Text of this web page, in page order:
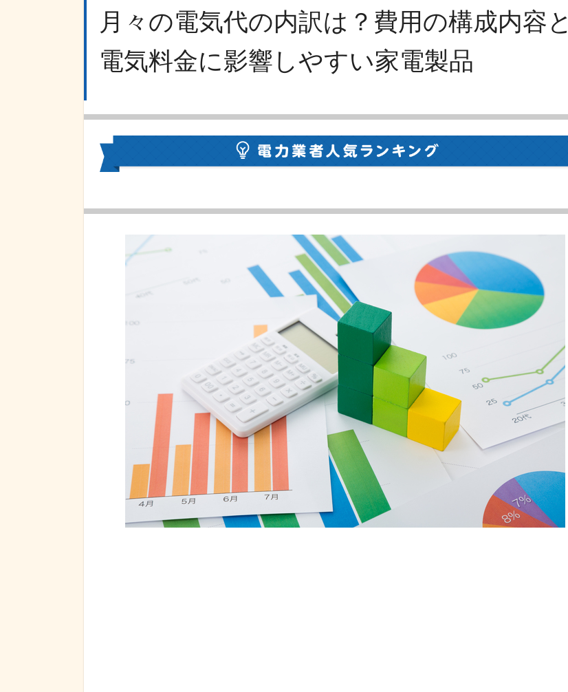
月々の電気代の内訳は？費用の構成内容と
電気料金に影響しやすい家電製品